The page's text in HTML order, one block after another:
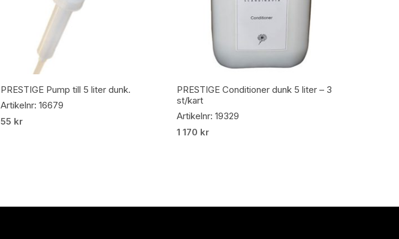
Lägg Till I Varukorg
PRESTIGE Pump till 5 liter dunk.
Artikelnr: 16679
55 kr
Lägg Till I Varukorg
PRESTIGE Conditioner dunk 5 liter – 3
st/kart
Artikelnr: 19329
1 170 kr